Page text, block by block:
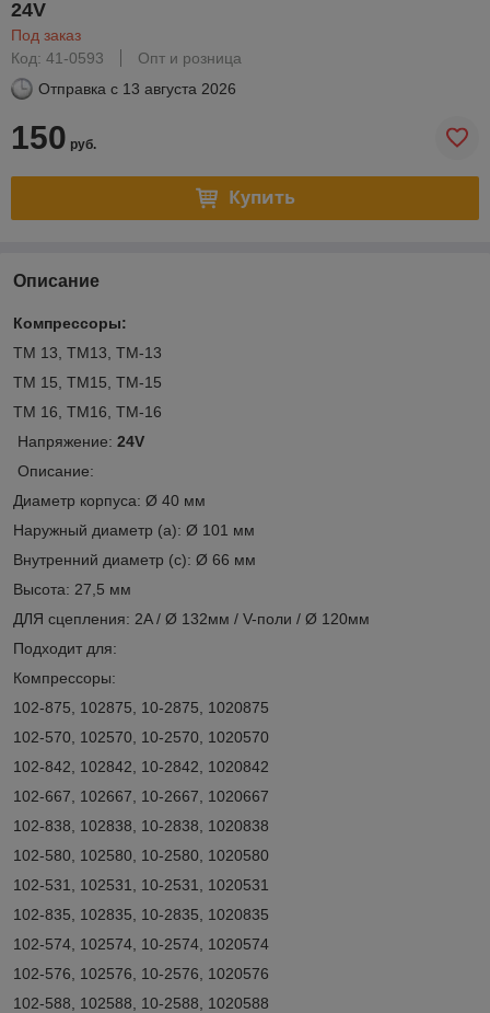
24V
Под заказ
Код: 41-0593
Опт и розница
Отправка с 13 августа 2026
150 руб.
Купить
Описание
Компрессоры:
TM 13, TM13, TM-13
TM 15, TM15, TM-15
TM 16, ТМ16, ТМ-16
Напряжение: 24V
Описание:
Диаметр корпуса: Ø 40 мм
Наружный диаметр (а): Ø 101 мм
Внутренний диаметр (с): Ø 66 мм
Высота: 27,5 мм
ДЛЯ сцепления: 2A / Ø 132мм / V-поли / Ø 120мм
Подходит для:
Компрессоры:
102-875, 102875, 10-2875, 1020875
102-570, 102570, 10-2570, 1020570
102-842, 102842, 10-2842, 1020842
102-667, 102667, 10-2667, 1020667
102-838, 102838, 10-2838, 1020838
102-580, 102580, 10-2580, 1020580
102-531, 102531, 10-2531, 1020531
102-835, 102835, 10-2835, 1020835
102-574, 102574, 10-2574, 1020574
102-576, 102576, 10-2576, 1020576
102-588, 102588, 10-2588, 1020588